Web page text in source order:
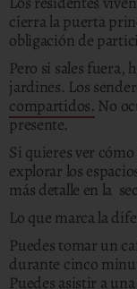
cierra la puerta
obligación de
Pero si sales fuera,
jardines. Los
compartidos. No
presente.
Si quieres ver
explorar los
más detalle en la
Lo que marca la
Puedes tomar un
durante cinco
Puedes asistir a